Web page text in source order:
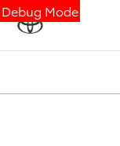
Debug Mode